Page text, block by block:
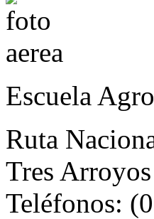
Escuela
Ruta
Tres
Teléfonos: